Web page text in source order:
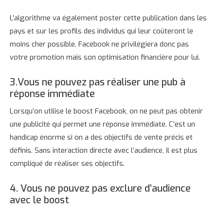
L’algorithme va également poster cette publication dans les
pays et sur les profils des individus qui leur coûteront le
moins cher possible. Facebook ne privilégiera donc pas
votre promotion mais son optimisation financière pour lui.
3.Vous ne pouvez pas réaliser une pub à
réponse immédiate
Lorsqu’on utilise le boost Facebook, on ne peut pas obtenir
une publicité qui permet une réponse immédiate. C’est un
handicap énorme si on a des objectifs de vente précis et
définis. Sans interaction directe avec l’audience, il est plus
compliqué de réaliser ses objectifs.
4. Vous ne pouvez pas exclure d’audience
avec le boost